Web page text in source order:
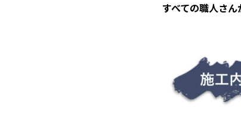
すべての職人さ